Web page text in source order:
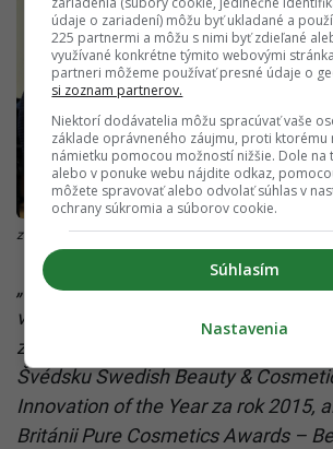
zdroj: Archív/Natures
„Viaceré výrobky, ktoré na kľúč
veľkoobchodných partnerov pod ich
značkami získali prestížne ocenenia.
Švédsku Swedish Beauty &
Innovation of the Year za rok 2015,
Británii Pure Cosmetics Awards –
údaje o zariadení) môžu byť ukladané a
225 partnermi a môžu s nimi byť zdieľané
využívané konkrétne týmito webovými
partneri môžeme používať presné údaje o
si zoznam partnerov.
Niektorí dodávatelia môžu spracúvať vaše
základe oprávneného záujmu, proti ktorému
námietku pomocou možností nižšie. Dole na
alebo v ponuke webu nájdite odkaz,
môžete spravovať alebo odvolať súhlas v
ochrany súkromia a súborov cookie.
Súhlasím
Nastavenia